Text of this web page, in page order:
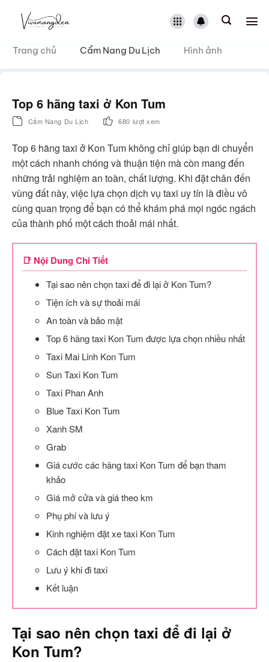
dungTrang chủ Cẩm Nang Du Lịch Hình ảnh
Top 6 hãng taxi ở Kon Tum
Cẩm Nang Du Lịch 680 lượt xem
Top 6 hãng taxi ở Kon Tum không chỉ giúp bạn di chuyển
một cách nhanh chóng và thuận tiện mà còn mang đến
những trải nghiệm an toàn, chất lượng. Khi đặt chân đến
vùng đất này, việc lựa chọn dịch vụ taxi uy tín là điều vô
cùng quan trọng để bạn có thể khám phá mọi ngóc ngách
của thành phố một cách thoải mái nhất.
📑 Nội Dung Chi Tiết
Tại sao nên chọn taxi để đi lại ở Kon Tum?
Tiện ích và sự thoải mái
An toàn và bảo mật
Top 6 hãng taxi Kon Tum được lựa chọn nhiều nhất
Taxi Mai Linh Kon Tum
Sun Taxi Kon Tum
Taxi Phan Anh
Blue Taxi Kon Tum
Xanh SM
Grab
Giá cước các hãng taxi Kon Tum để bạn tham
khảo
Giá mở cửa và giá theo km
Phụ phí và lưu ý
Kinh nghiệm đặt xe taxi Kon Tum
Cách đặt taxi Kon Tum
Lưu ý khi đi taxi
Kết luận
Tại sao nên chọn taxi để đi lại ở
Kon Tum?